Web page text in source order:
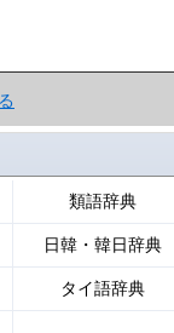
類語辞典
日韓・韓日辞典
タイ語辞典